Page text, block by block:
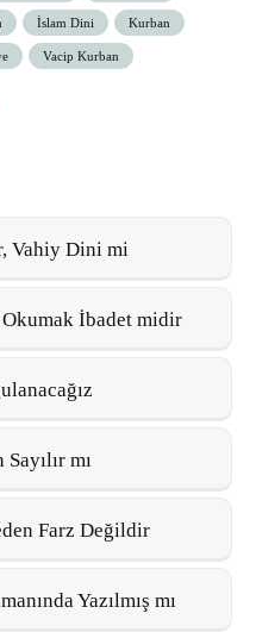
İslam Dini Kurban
Vacip Kurban
Vahiy Dini mi
Okumak İbadet midir
mı
Farz Değildir
Yazılmış mı